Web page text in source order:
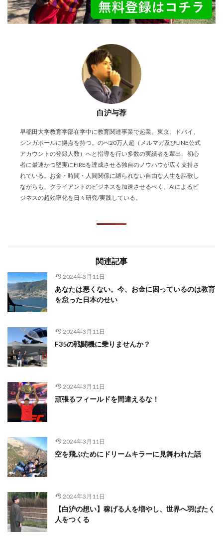
白沪与荐
早稲田大学教育学部在学中に教育関連事業で起業。東京、ドバイ、
シンガポールに拠点を持つ。のべ20万人超（メルマガ及びLINE公式
アカウントの登録人数）へと指導を行い多数の実績者を輩出。初心
者に最速かつ堅実にFIREを達成させる独自のノウハウが広く支持さ
れている。お金・時間・人間関係に縛られない自由な人生を謳歌し
ながらも、クライアントのビジネスを加速させるべく、AIによるビ
ジネスの超効率化を日々研究/実践している。
関連記事
2024年3月11日
あなたは悪くない。今、お金に困っているのは教育
を怠った日本のせい
2024年3月11日
F35の戦闘機に乗りませんか？
2024年3月11日
頑張るフィールドを間違えるな！
2024年3月11日
空を飛ぶためにドリームキラーに見舞われた話
2024年3月11日
【白沪の想い】稼げる人を増やし、世界へ羽ばたく
人をつくる